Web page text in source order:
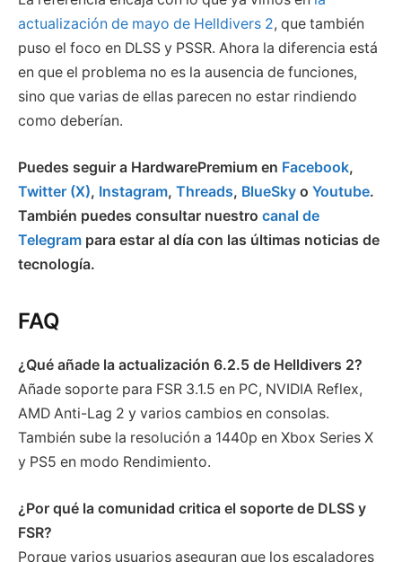
actualización de mayo de Helldivers 2, que también
puso el foco en DLSS y PSSR. Ahora la diferencia está
en que el problema no es la ausencia de funciones,
sino que varias de ellas parecen no estar rindiendo
como deberían.
Puedes seguir a HardwarePremium en Facebook,
Twitter (X), Instagram, Threads, BlueSky o Youtube.
También puedes consultar nuestro canal de
Telegram para estar al día con las últimas noticias de
tecnología.
FAQ
¿Qué añade la actualización 6.2.5 de Helldivers 2?
Añade soporte para FSR 3.1.5 en PC, NVIDIA Reflex,
AMD Anti-Lag 2 y varios cambios en consolas.
También sube la resolución a 1440p en Xbox Series X
y PS5 en modo Rendimiento.
¿Por qué la comunidad critica el soporte de DLSS y
FSR?
Porque varios usuarios aseguran que los escaladores